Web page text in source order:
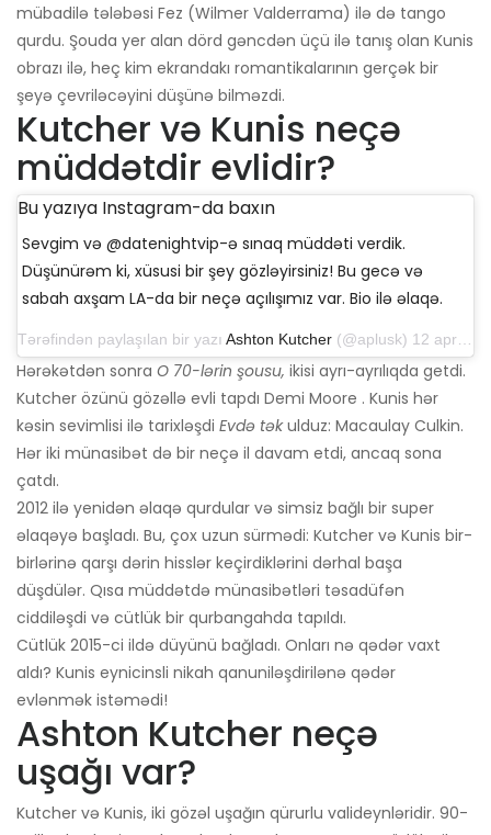
mübadilə tələbəsi Fez (Wilmer Valderrama) ilə də tango
qurdu. Şouda yer alan dörd gəncdən üçü ilə tanış olan Kunis
obrazı ilə, heç kim ekrandakı romantikalarının gerçək bir
şeyə çevriləcəyini düşünə bilməzdi.
Kutcher və Kunis neçə
müddətdir evlidir?
Bu yazıya Instagram-da baxın
Sevgim və @datenightvip-ə sınaq müddəti verdik.
Düşünürəm ki, xüsusi bir şey gözləyirsiniz! Bu gecə və
sabah axşam LA-da bir neçə açılışımız var. Bio ilə əlaqə.
Tərəfindən paylaşılan bir yazı Ashton Kutcher (@aplusk) 12 aprel 2019-cu il, saat 14: 50-də PDT
Hərəkətdən sonra O 70-lərin şousu, ikisi ayrı-ayrılıqda getdi.
Kutcher özünü gözəllə evli tapdı Demi Moore . Kunis hər
kəsin sevimlisi ilə tarixləşdi Evdə təkulduz: Macaulay Culkin.
Hər iki münasibət də bir neçə il davam etdi, ancaq sona
çatdı.
2012 ilə yenidən əlaqə qurdular və simsiz bağlı bir super
əlaqəyə başladı. Bu, çox uzun sürmədi: Kutcher və Kunis bir-
birlərinə qarşı dərin hisslər keçirdiklərini dərhal başa
düşdülər. Qısa müddətdə münasibətləri təsadüfən
ciddiləşdi və cütlük bir qurbangahda tapıldı.
Cütlük 2015-ci ildə düyünü bağladı. Onları nə qədər vaxt
aldı? Kunis eynicinsli nikah qanuniləşdirilənə qədər
evlənmək istəmədi!
Ashton Kutcher neçə
uşağı var?
Kutcher və Kunis, iki gözəl uşağın qürurlu valideynləridir. 90-